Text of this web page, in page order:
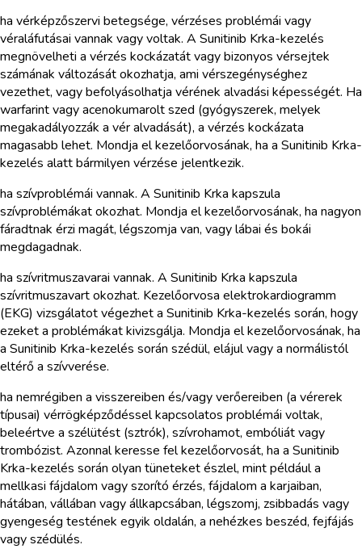
ha vérképzőszervi betegsége, vérzéses problémái vagy
véraláfutásai vannak vagy voltak. A Sunitinib Krka-kezelés
megnövelheti a vérzés kockázatát vagy bizonyos vérsejtek
számának változását okozhatja, ami vérszegénységhez
vezethet, vagy befolyásolhatja vérének alvadási képességét. Ha
warfarint vagy acenokumarolt szed (gyógyszerek, melyek
megakadályozzák a vér alvadását), a vérzés kockázata
magasabb lehet. Mondja el kezelőorvosának, ha a Sunitinib Krka-
kezelés alatt bármilyen vérzése jelentkezik.
ha szívproblémái vannak. A Sunitinib Krka kapszula
szívproblémákat okozhat. Mondja el kezelőorvosának, ha nagyon
fáradtnak érzi magát, légszomja van, vagy lábai és bokái
megdagadnak.
ha szívritmuszavarai vannak. A Sunitinib Krka kapszula
szívritmuszavart okozhat. Kezelőorvosa elektrokardiogramm
(EKG) vizsgálatot végezhet a Sunitinib Krka-kezelés során, hogy
ezeket a problémákat kivizsgálja. Mondja el kezelőorvosának, ha
a Sunitinib Krka-kezelés során szédül, elájul vagy a normálistól
eltérő a szívverése.
ha nemrégiben a visszereiben és/vagy verőereiben (a vérerek
típusai) vérrögképződéssel kapcsolatos problémái voltak,
beleértve a szélütést (sztrók), szívrohamot, embóliát vagy
trombózist. Azonnal keresse fel kezelőorvosát, ha a Sunitinib
Krka-kezelés során olyan tüneteket észlel, mint például a
mellkasi fájdalom vagy szorító érzés, fájdalom a karjaiban,
hátában, vállában vagy állkapcsában, légszomj, zsibbadás vagy
gyengeség testének egyik oldalán, a nehézkes beszéd, fejfájás
vagy szédülés.